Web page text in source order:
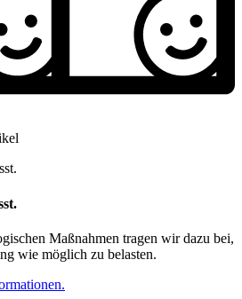
Maßnahmen tragen wir dazu bei,
wie möglich zu belasten.